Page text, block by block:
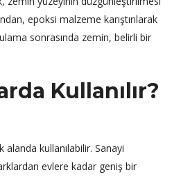
epoksi malzeme karıştırılarak
sonrasında zemin, belirli bir
Kullanılır?
kullanılabilir. Sanayi
evlere kadar geniş bir